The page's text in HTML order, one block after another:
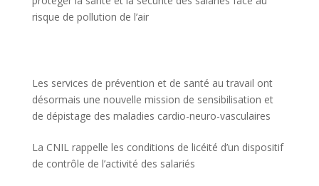
risque de pollution de l’air
Les services de prévention et de santé au travail ont
désormais une nouvelle mission de sensibilisation et
de dépistage des maladies cardio-neuro-vasculaires
La CNIL rappelle les conditions de licéité d’un dispositif
de contrôle de l’activité des salariés